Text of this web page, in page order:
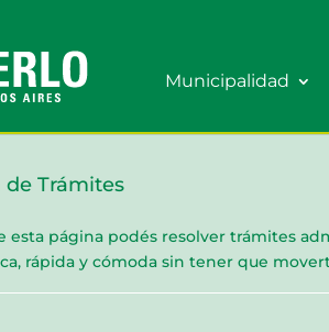
Municipalidad
de Trámites
esta página podés resolver trámites
rápida y cómoda sin tener que